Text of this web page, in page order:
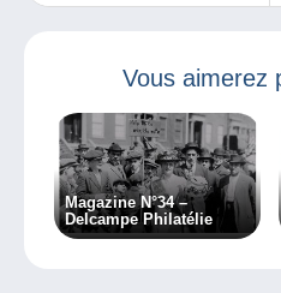
Philatélie
Vous aimerez
Magazine N°34 –
Delcampe Philatélie